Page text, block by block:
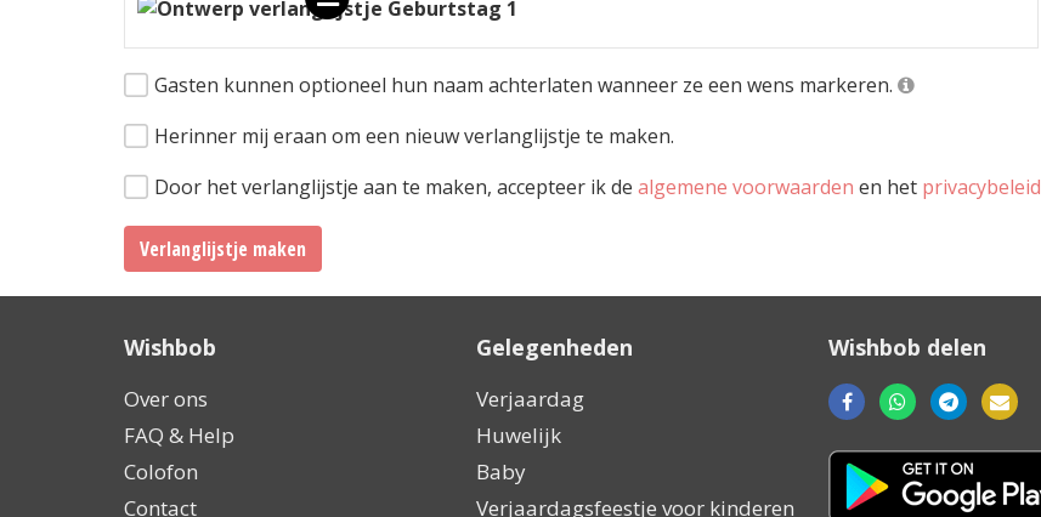
Gasten kunnen optioneel hun naam achterlaten wanneer ze een wens markeren.
Herinner mij eraan om een nieuw verlanglijstje te maken.
Door het verlanglijstje aan te maken, accepteer ik de algemene voorwaarden en het privacybeleid
Verlanglijstje maken
Wishbob
Over ons
FAQ & Help
Colofon
Contact
Gelegenheden
Verjaardag
Huwelijk
Baby
Verjaardagsfeestje voor kinderen
Wishbob delen
Downloaden